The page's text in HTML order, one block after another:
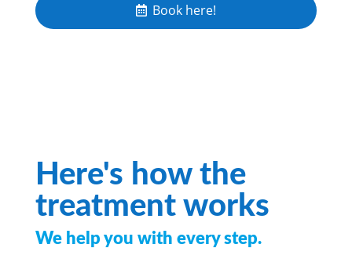
Book here!
Here's how the
treatment works
We help you with every step.